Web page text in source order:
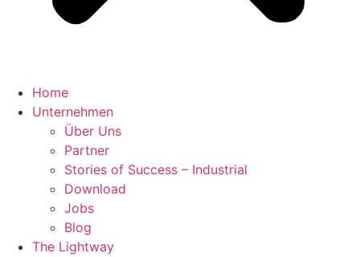
Home
Unternehmen
Über Uns
Partner
Stories of Success – Industrial
Download
Jobs
Blog
The Lightway